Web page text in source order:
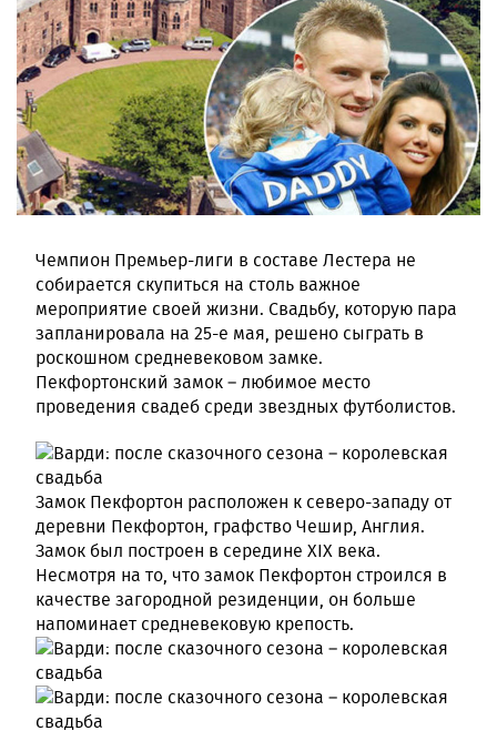
Чемпион Премьер-лиги в составе Лестера не
собирается скупиться на столь важное
мероприятие своей жизни. Свадьбу, которую пара
запланировала на 25-е мая, решено сыграть в
роскошном средневековом замке.
Пекфортонский замок – любимое место
проведения свадеб среди звездных футболистов.
Замок Пекфортон расположен к северо-западу от
деревни Пекфортон, графство Чешир, Англия.
Замок был построен в середине XIX века.
Несмотря на то, что замок Пекфортон строился в
качестве загородной резиденции, он больше
напоминает средневековую крепость.